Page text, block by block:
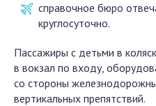
справочное бюро
круглосуточно.
Пассажиры с детьми в
в вокзал по входу,
со стороны
вертикальных препятствий.